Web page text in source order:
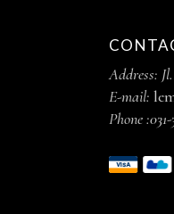
Address:
E-mail:
Phone :